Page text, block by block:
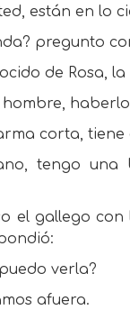
están en lo
pregunto
de Rosa,
hombre,
corta, tiene
tengo una
el gallego
verla?
afuera.